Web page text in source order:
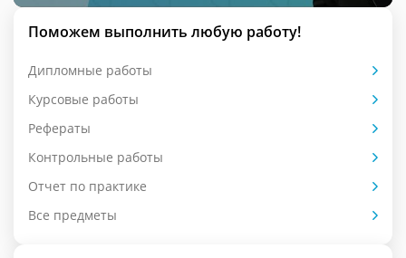
Поможем выполнить любую работу!
Дипломные работы
Курсовые работы
Рефераты
Контрольные работы
Отчет по практике
Все предметы